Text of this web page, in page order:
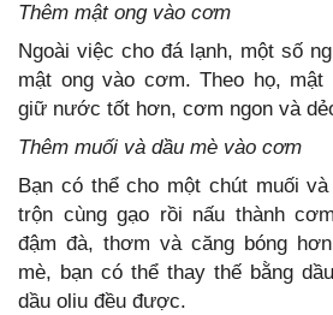
Thêm mật ong vào cơm
Ngoài việc cho đá lạnh, một số
mật ong vào cơm. Theo họ, mật
giữ nước tốt hơn, cơm ngon và
Thêm muối và dầu mè vào cơm
Bạn có thể cho một chút muối
trộn cùng gạo rồi nấu thành
đậm đà, thơm và căng bóng
mè, bạn có thể thay thế bằng
dầu oliu đều được.